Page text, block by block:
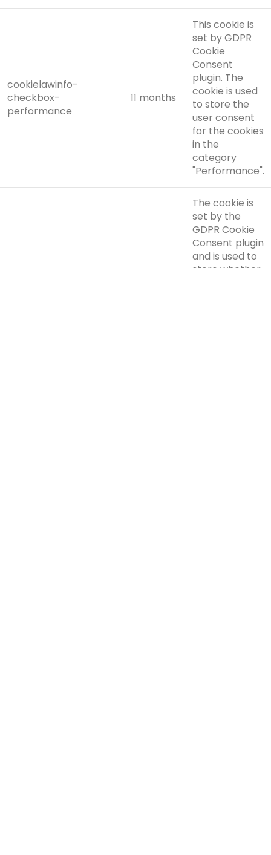
cookielawinfo-
checkbox-
performance
11 months
This cookie is
set by GDPR
Cookie
Consent
plugin. The
cookie is used
to store the
user consent
for the cookies
in the
category
"Performance".
The cookie is
set by the
GDPR Cookie
Consent plugin
and is used to
store whether